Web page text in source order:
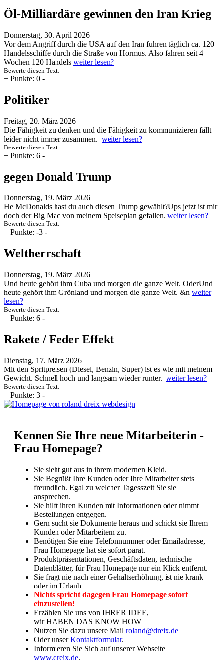
Öl-Milliardäre gewinnen den Iran Krieg
Donnerstag, 30. April 2026
Vor dem Angriff durch die USA auf den Iran fuhren täglich ca. 120
Handelsschiffe durch die Straße von Hormus. Also fahren seit 4
Wochen 120 Handels weiter lesen?
Bewerte diesen Text:
+ Punkte: 0 -
Politiker
Freitag, 20. März 2026
Die Fähigkeit zu denken und die Fähigkeit zu kommunizieren fällt
leider nicht immer zusammen. weiter lesen?
Bewerte diesen Text:
+ Punkte: 6 -
gegen Donald Trump
Donnerstag, 19. März 2026
He McDonalds hast du auch diesen Trump gewählt?Ups jetzt ist mir
doch der Big Mac von meinem Speiseplan gefallen. weiter lesen?
Bewerte diesen Text:
+ Punkte: -3 -
Weltherrschaft
Donnerstag, 19. März 2026
Und heute gehört ihm Cuba und morgen die ganze Welt. OderUnd
heute gehört ihm Grönland und morgen die ganze Welt. &n weiter
lesen?
Bewerte diesen Text:
+ Punkte: 6 -
Rakete / Feder Effekt
Dienstag, 17. März 2026
Mit den Spritpreisen (Diesel, Benzin, Super) ist es wie mit meinem
Gewicht. Schnell hoch und langsam wieder runter. weiter lesen?
Bewerte diesen Text:
+ Punkte: 3 -
Kennen Sie Ihre neue Mitarbeiterin -
Frau Homepage?
Sie sieht gut aus in ihrem modernen Kleid.
Sie Begrüßt Ihre Kunden oder Ihre Mitarbeiter stets
freundlich. Egal zu welcher Tagesszeit Sie sie
ansprechen.
Sie hilft ihren Kunden mit Informationen oder nimmt
Bestellungen entgegen.
Gern sucht sie Dokumente heraus und schickt sie Ihrem
Kunden oder Mitarbeitern zu.
Benötigen Sie eine Telefonnummer oder Emailadresse,
Frau Homepage hat sie sofort parat.
Produktpräsentationen, Geschäftsdaten, technische
Datenblätter, für Frau Homepage nur ein Klick entfernt.
Sie fragt nie nach einer Gehaltserhöhung, ist nie krank
oder im Urlaub.
Nichts spricht dagegen Frau Homepage sofort
einzustellen!
Erzählen Sie uns von IHRER IDEE,
wir HABEN DAS KNOW HOW
Nutzen Sie dazu unsere Mail roland@dreix.de
Oder unserKontaktformular.
Informieren Sie Sich auf unserer Webseite
www.dreix.de.